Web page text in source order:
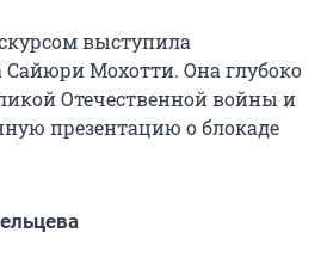
выступила
Сайюри Мохотти. Она глубоко
Отечественной войны и
презентацию о блокаде